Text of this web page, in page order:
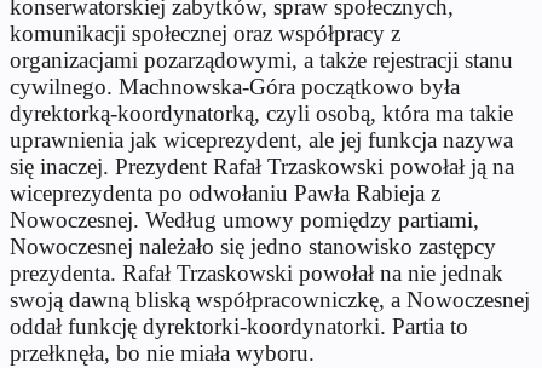
konserwatorskiej zabytków, spraw społecznych,
komunikacji społecznej oraz współpracy z
organizacjami pozarządowymi, a także rejestracji stanu
cywilnego. Machnowska-Góra początkowo była
dyrektorką-koordynatorką, czyli osobą, która ma takie
uprawnienia jak wiceprezydent, ale jej funkcja nazywa
się inaczej. Prezydent Rafał Trzaskowski powołał ją na
wiceprezydenta po odwołaniu Pawła Rabieja z
Nowoczesnej. Według umowy pomiędzy partiami,
Nowoczesnej należało się jedno stanowisko zastępcy
prezydenta. Rafał Trzaskowski powołał na nie jednak
swoją dawną bliską współpracowniczkę, a Nowoczesnej
oddał funkcję dyrektorki-koordynatorki. Partia to
przełknęła, bo nie miała wyboru.